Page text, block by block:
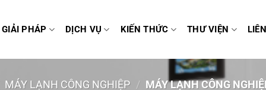
GIẢI PHÁP DỊCH VỤ KIẾN THỨC THƯ VIỆN
MÁY LẠNH CÔNG NGHIỆP / MÁY LẠNH CÔNG